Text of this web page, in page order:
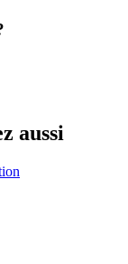
aussi